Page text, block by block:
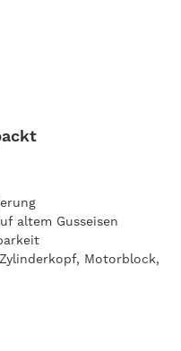
altem Gusseisen
Motorblock,